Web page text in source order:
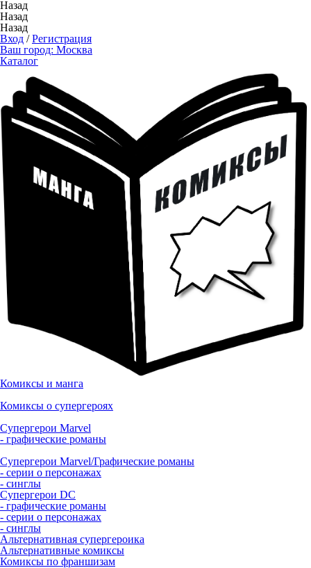
Назад
Назад
Назад
Вход /Регистрация
Ваш город: Москва
Каталог
Комиксы и манга
Комиксы о супергероях
Супергерои Marvel
- графические романы
Супергерои Marvel/Графические романы
- серии о персонажах
- синглы
Супергерои DC
- графические романы
- серии о персонажах
- синглы
Альтернативная супергероика
Альтернативные комиксы
Комиксы по франшизам